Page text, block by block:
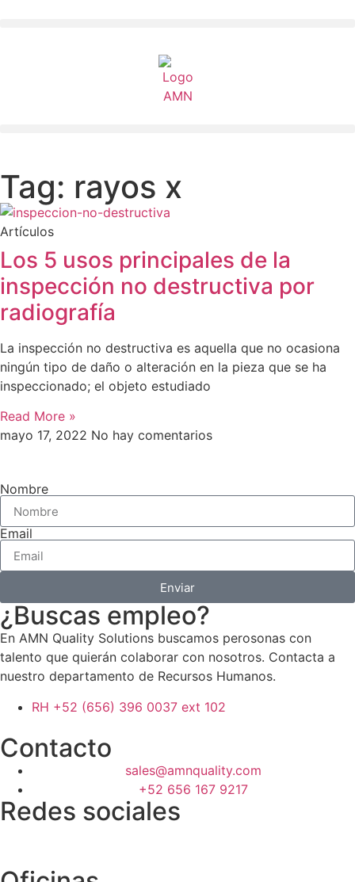
Tag: rayos x
Artículos
Los 5 usos principales de la
inspección no destructiva por
radiografía
La inspección no destructiva es aquella que no ocasiona
ningún tipo de daño o alteración en la pieza que se ha
inspeccionado; el objeto estudiado
Read More »
mayo 17, 2022 No hay comentarios
Nombre
Email
Enviar
¿Buscas empleo?
En AMN Quality Solutions buscamos perosonas con
talento que quierán colaborar con nosotros. Contacta a
nuestro departamento de Recursos Humanos.
RH +52 (656) 396 0037 ext 102
Contacto
sales@amnquality.com
+52 656 167 9217
Redes sociales